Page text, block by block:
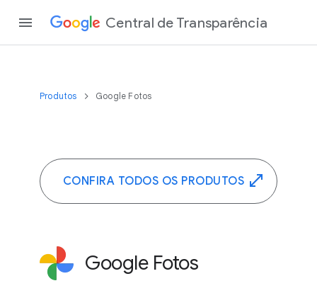
Central de Transparência
Produtos Google Fotos
CONFIRA TODOS OS PRODUTOS
Google Fotos